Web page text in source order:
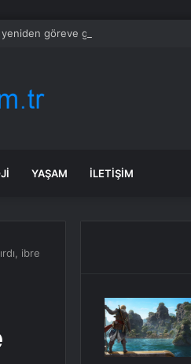
göreve getirdi
YAŞAM İLETIŞIM
ibre